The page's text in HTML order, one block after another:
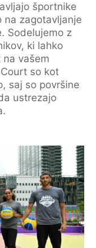
športnike
na zagotavljanje
Sodelujemo z
ki lahko
vašem
so kot
saj so površine
ustrezajo